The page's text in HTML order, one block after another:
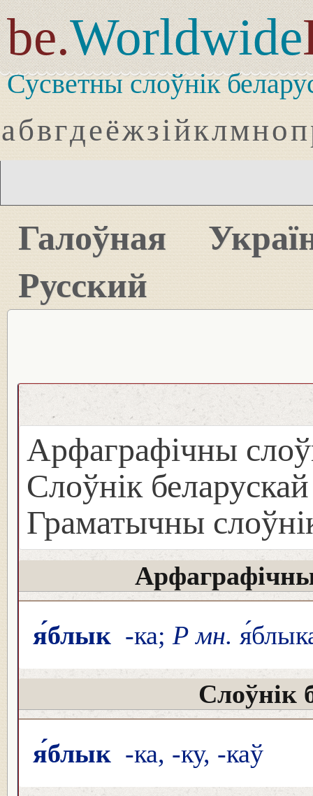
be.Worldwide
Сусветны слоўнік
абвгдеёжзійклмноп
Галоўная
Русский
Арфаграфічны
Слоўнік
Граматычны
я́блык -ка; Р мн.
Слоўнік
я́блык -ка, -ку, -каў